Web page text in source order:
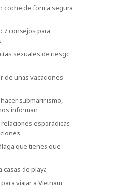
coche de forma segura
7 consejos para
sexuales de riesgo
de unas vacaciones
submarinismo,
informan
esporádicas
que tienes que
casas de playa
viajar a Vietnam